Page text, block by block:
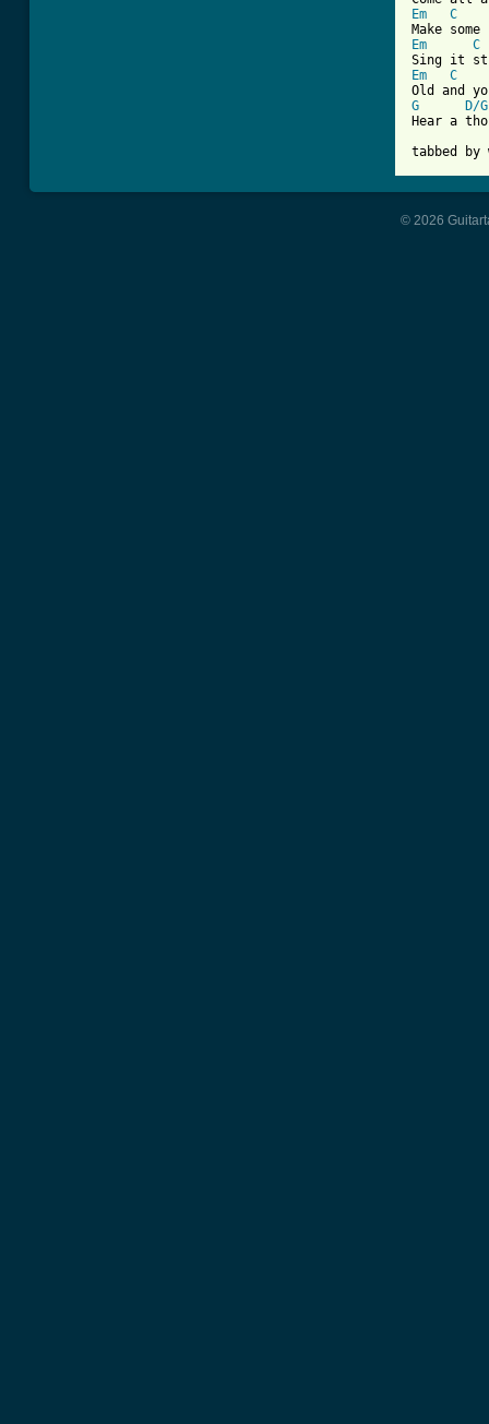
Em
C
Em
C
Em
C
G
D/G
Hear a
tabbed by
© 2026